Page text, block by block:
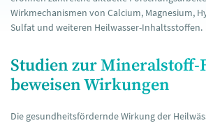
Wirkmechanismen von Calcium, Magnesium,
Sulfat und weiteren Heilwasser-Inhaltsstoffen.
Studien zur Mineralstoff-
beweisen Wirkungen
Die gesundheitsfördernde Wirkung der